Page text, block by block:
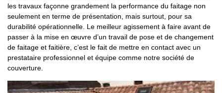
les travaux façonne grandement la performance du faitage non
seulement en terme de présentation, mais surtout, pour sa
durabilité opérationnelle. Le meilleur agissement à faire avant de
passer à la mise en œuvre d’un travail de pose et de changement
de faitage et faitière, c’est le fait de mettre en contact avec un
prestataire professionnel et équipe comme notre société de
couverture.